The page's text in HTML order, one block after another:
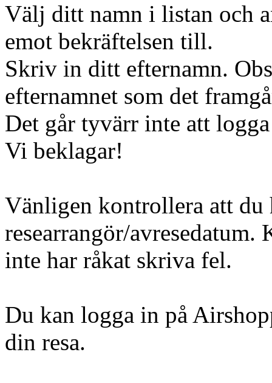
Välj ditt namn i listan och
emot bekräftelsen till.
Skriv in ditt efternamn.
efternamnet som det
Det går tyvärr inte att
Vi beklagar!
Vänligen kontrollera att du
researrangör/
inte har råkat skriva fel.
Du kan logga in på
din resa.